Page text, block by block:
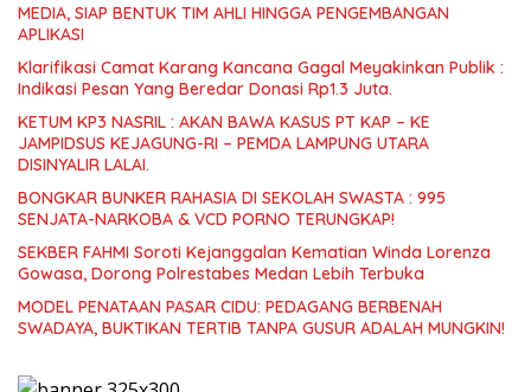
MEDIA, SIAP BENTUK TIM AHLI HINGGA PENGEMBANGAN
APLIKASI
Klarifikasi Camat Karang Kancana Gagal Meyakinkan Publik :
Indikasi Pesan Yang Beredar Donasi Rp1.3 Juta.
KETUM KP3 NASRIL : AKAN BAWA KASUS PT KAP – KE
JAMPIDSUS KEJAGUNG-RI – PEMDA LAMPUNG UTARA
DISINYALIR LALAI.
BONGKAR BUNKER RAHASIA DI SEKOLAH SWASTA : 995
SENJATA-NARKOBA & VCD PORNO TERUNGKAP!
SEKBER FAHMI Soroti Kejanggalan Kematian Winda Lorenza
Gowasa, Dorong Polrestabes Medan Lebih Terbuka
MODEL PENATAAN PASAR CIDU: PEDAGANG BERBENAH
SWADAYA, BUKTIKAN TERTIB TANPA GUSUR ADALAH MUNGKIN!